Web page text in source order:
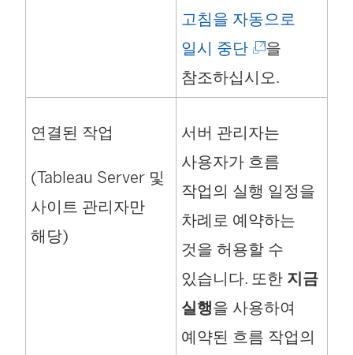
고침을 자동으로
일시 중단(
링
가
새
창
에
서
열
림
)
을
참조하십시오.
연결된 작업
(Tableau Server 및
사이트 관리자만
해당)
서버 관리자는
사용자가 흐름
작업의 실행 일정을
차례로 예약하는
것을 허용할 수
있습니다. 또한 지금
실행을 사용하여
예약된 흐름 작업의